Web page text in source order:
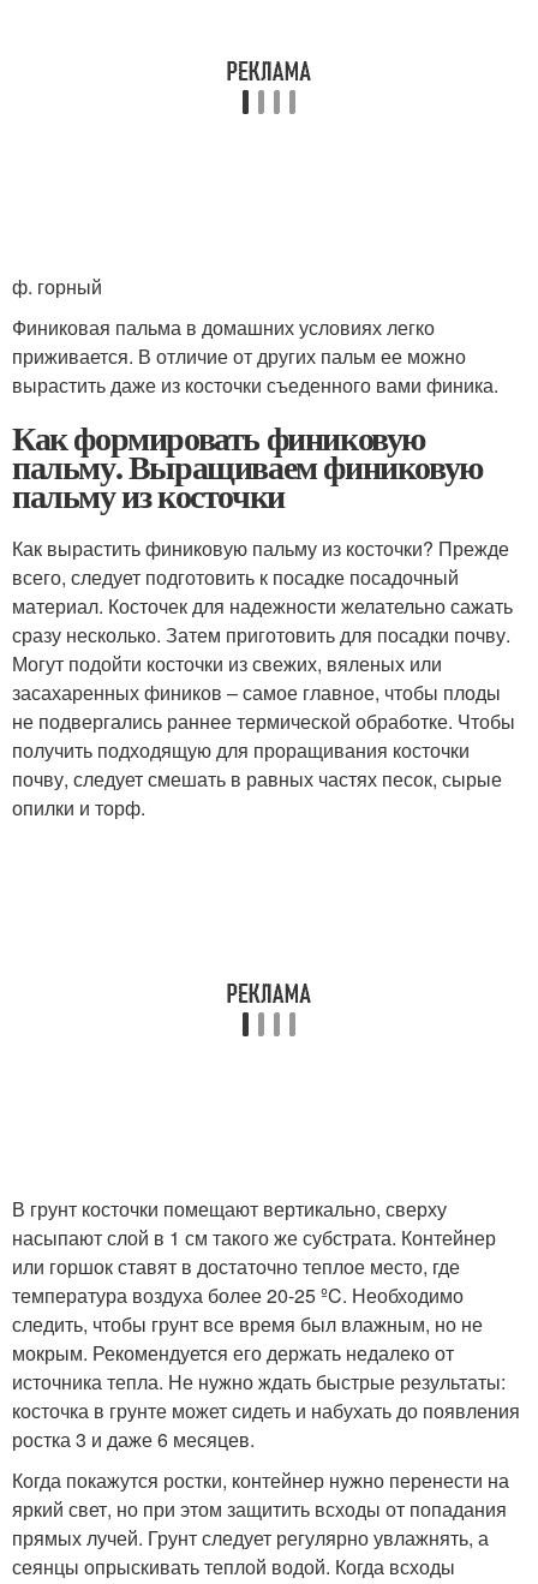
ф. горный
Финиковая пальма в домашних условиях легко
приживается. В отличие от других пальм ее можно
вырастить даже из косточки съеденного вами финика.
Как формировать финиковую
пальму. Выращиваем финиковую
пальму из косточки
Как вырастить финиковую пальму из косточки? Прежде
всего, следует подготовить к посадке посадочный
материал. Косточек для надежности желательно сажать
сразу несколько. Затем приготовить для посадки почву.
Могут подойти косточки из свежих, вяленых или
засахаренных фиников – самое главное, чтобы плоды
не подвергались раннее термической обработке. Чтобы
получить подходящую для проращивания косточки
почву, следует смешать в равных частях песок, сырые
опилки и торф.
В грунт косточки помещают вертикально, сверху
насыпают слой в 1 см такого же субстрата. Контейнер
или горшок ставят в достаточно теплое место, где
температура воздуха более 20-25 ºC. Необходимо
следить, чтобы грунт все время был влажным, но не
мокрым. Рекомендуется его держать недалеко от
источника тепла. Не нужно ждать быстрые результаты:
косточка в грунте может сидеть и набухать до появления
ростка 3 и даже 6 месяцев.
Когда покажутся ростки, контейнер нужно перенести на
яркий свет, но при этом защитить всходы от попадания
прямых лучей. Грунт следует регулярно увлажнять, а
сеянцы опрыскивать теплой водой. Когда всходы